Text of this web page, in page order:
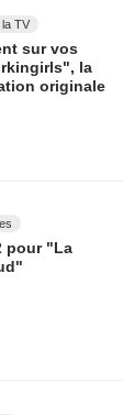
TV
sur vos
la
originale
pour "La